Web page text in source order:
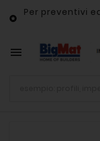

Per preventivi
